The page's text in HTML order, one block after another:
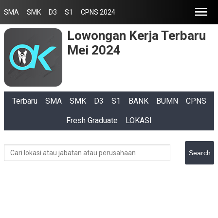
SMA SMK D3 S1 CPNS 2024
Lowongan Kerja Terbaru
Mei 2024
Terbaru SMA SMK D3 S1 BANK BUMN CPNS
Fresh Graduate LOKASI